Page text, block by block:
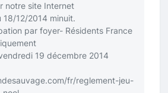
notre site Internet
12/2014 minuit.
par foyer- Résidents France
19 décembre 2014
fr/reglement-jeu-